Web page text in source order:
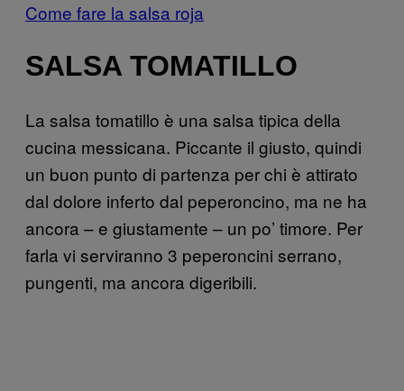
Come fare la salsa roja
SALSA TOMATILLO
La salsa tomatillo è una salsa tipica della
cucina messicana. Piccante il giusto, quindi
un buon punto di partenza per chi è attirato
dal dolore inferto dal peperoncino, ma ne ha
ancora – e giustamente – un po’ timore. Per
farla vi serviranno 3 peperoncini serrano,
pungenti, ma ancora digeribili.